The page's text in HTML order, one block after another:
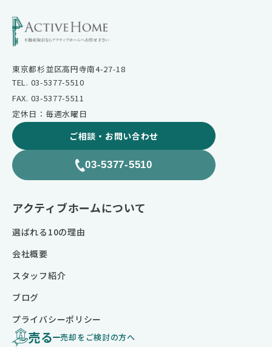
東京都杉並区高円寺南4-27-18
TEL. 03-5377-5510
FAX. 03-5377-5511
定休日：毎週水曜日
ご相談・お問い合わせ
03-5377-5510
売る 売却をご検討の方へ
アクティブホームについて
選ばれる10の理由
会社概要
スタッフ紹介
ブログ
プライバシーポリシー